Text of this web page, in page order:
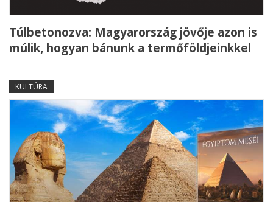
Túlbetonozva: Magyarország jövője azon is
múlik, hogyan bánunk a termőföldjeinkkel
KULTÚRA